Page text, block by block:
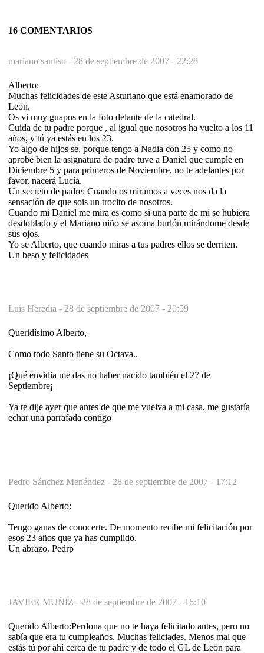
16 COMENTARIOS
mariano santiso - 28 de septiembre de 2007 - 22:28
Alberto:
Muchas felicidades de este Asturiano que está enamorado de
León.
Os vi muy guapos en la foto delante de la catedral.
Cuida de tu padre porque , al igual que nosotros ha vuelto a los 11
años, y tú ya estás en los 23.
Yo algo de hijos se, porque tengo a Nadia con 25 y como no
aprobé bien la asignatura de padre tuve a Daniel que cumple en
Diciembre 5 y para primeros de Noviembre, no te adelantes por
favor, nacerá Lucía.
Un secreto de padre: Cuando os miramos a veces nos da la
sensación de que sois un trocito de nosotros.
Cuando mi Daniel me mira es como si una parte de mi se hubiera
desdoblado y el Mariano niño se asoma burlón mirándome desde
sus ojos.
Yo se Alberto, que cuando miras a tus padres ellos se derriten.
Un beso y felicidades
Luis Heredia - 28 de septiembre de 2007 - 20:59
Queridísimo Alberto,
Como todo Santo tiene su Octava..
¡Qué envidia me das no haber nacido también el 27 de
Septiembre¡
Ya te dije ayer que antes de que me vuelva a mi casa, me gustaría
echar una parrafada contigo
Pedro Sánchez Menéndez - 28 de septiembre de 2007 - 17:12
Querido Alberto:
Tengo ganas de conocerte. De momento recibe mi felicitación por
esos 23 años que ya has cumplido.
Un abrazo. Pedrp
JAVIER MUÑIZ - 28 de septiembre de 2007 - 16:10
Querido Alberto:Perdona que no te haya felicitado antes, pero no
sabía que era tu cumpleaños. Muchas feliciades. Menos mal que
estás tú por ahí cerca de tu padre y de todo el GL de León para